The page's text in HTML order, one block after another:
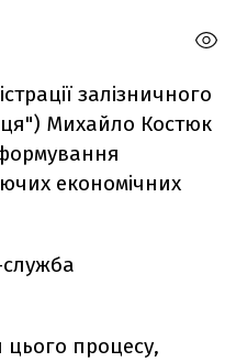
залізничного
Михайло Костюк
економічних
процесу,